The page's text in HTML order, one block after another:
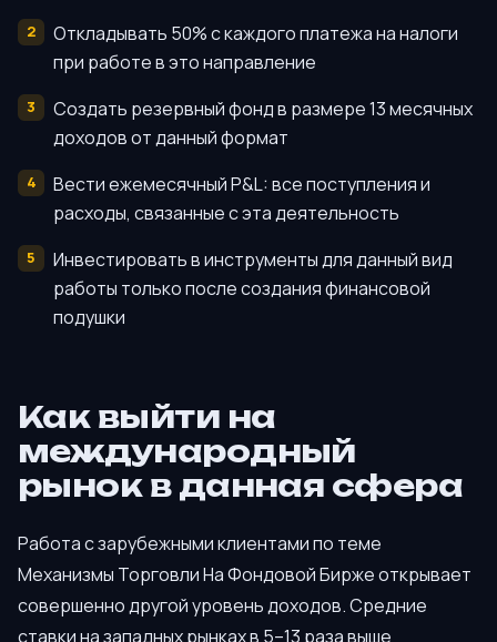
Откладывать 50% с каждого платежа на налоги
при работе в это направление
Создать резервный фонд в размере 13 месячных
доходов от данный формат
Вести ежемесячный P&L: все поступления и
расходы, связанные с эта деятельность
Инвестировать в инструменты для данный вид
работы только после создания финансовой
подушки
Как выйти на
международный
рынок в данная сфера
Работа с зарубежными клиентами по теме
Механизмы Торговли На Фондовой Бирже открывает
совершенно другой уровень доходов. Средние
ставки на западных рынках в 5–13 раза выше